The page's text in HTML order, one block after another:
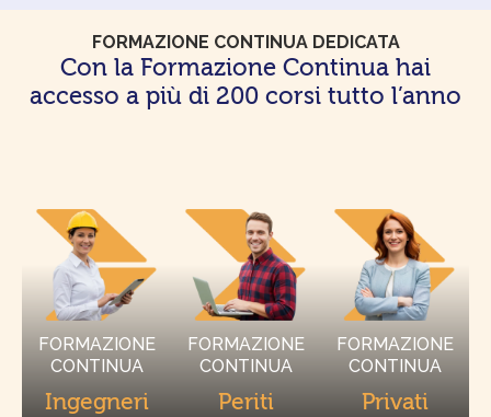
FORMAZIONE CONTINUA DEDICATA
Con la Formazione Continua hai
accesso a più di 200 corsi tutto l’anno
FORMAZIONE
CONTINUA
Ingegneri
FORMAZIONE
CONTINUA
Periti
FORMAZIONE
CONTINUA
Privati